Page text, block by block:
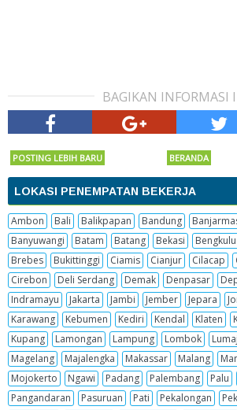
BAGIKAN INFORMASI
POSTING LEBIH BARU BERANDA
LOKASI PENEMPATAN BEKERJA
Ambon Bali Balikpapan Bandung
Banyuwangi
Batam Batang Bekasi Bengkulu
Brebes
Bukittinggi Ciamis Cianjur Cilacap
Cirebon
Deli Serdang Demak Denpasar
Indramayu
Jakarta Jambi Jember Jepara
Karawang
Kebumen Kediri Kendal Klaten
Kupang
Lamongan Lampung Lombok
Magelang
Majalengka Makassar Malang
Mojokerto
Ngawi Padang Palembang Palu
Pangandaran
Pasuruan Pati Pekalongan